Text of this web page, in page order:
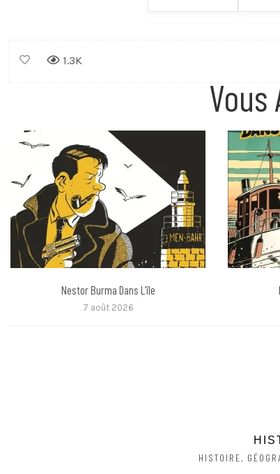
1.3K
Vous
Nestor Burma Dans L’île
7 août 2026
HISTOIRE,